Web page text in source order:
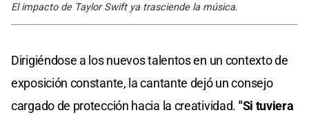
El impacto de Taylor Swift ya trasciende la música.
Dirigiéndose a los nuevos talentos en un contexto de
exposición constante, la cantante dejó un consejo
cargado de protección hacia la creatividad. "Si tuviera